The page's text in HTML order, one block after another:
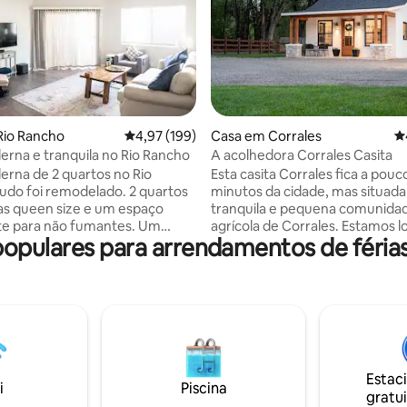
em 5 estrelas, 123avaliações
Rancho Classificação média de 4,97 em 5 estrelas,
4,97 (199)
e tranquila no Rio Rancho
de 2 quartos no Rio
foi remodelado. 2 quartos
queen size e um espaço
para não fumantes. Um
quarto que mantenho
um armário do
existem dois degraus para
rebaixada. Tomada de
de veículos elétricos de
grátis L2 (NEMA 14-50),
Casa em Corrales
A acolhedora Corrales Casita
Esta casita Corrales fica a
minutos da cidade, mas
tranquila e pequena
agrícola de Corrales. Estamos
na popular corrales acequia (via
navegável), onde você pode
Bosque e rio. Nossa casita de
quadrados tem todas as
que você precisa com o
sua própria casa de fazenda
Vivemos na casa ao lado e
para arrendamentos de
Piscina